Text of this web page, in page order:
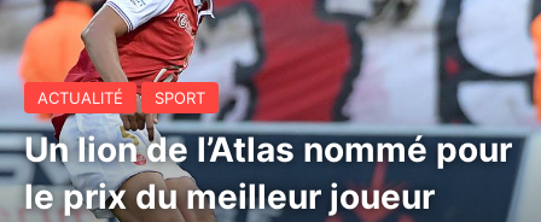
ACTUALITÉ SPORT
Un lion de l’Atlas nommé pour
le prix du meilleur joueur